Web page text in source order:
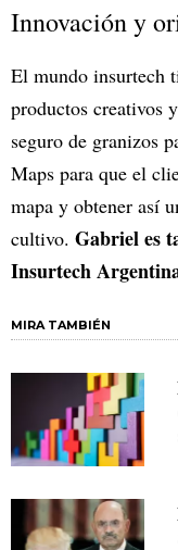
Innovación y
El mundo insurtech
productos creativos
seguro de granizos
Maps para que el
mapa y obtener así
cultivo. Gabriel es
Insurtech
MIRA TAMBIÉN